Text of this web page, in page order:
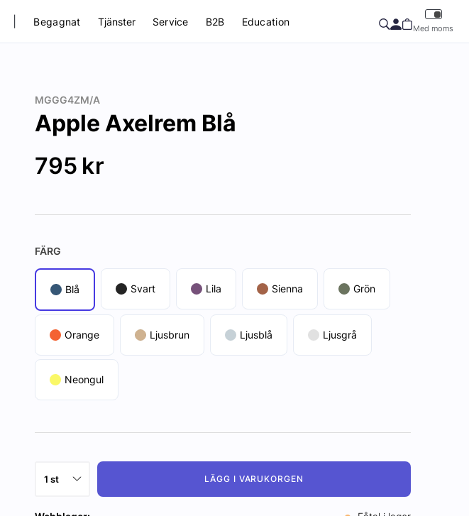
Begagnat Tjänster Service B2B Education
Med moms
MGGG4ZM/A
Apple Axelrem Blå
795 kr
FÄRG
Blå Svart Lila Sienna Grön
Orange Ljusbrun Ljusblå Ljusgrå
Neongul
LÄGG I VARUKORGEN